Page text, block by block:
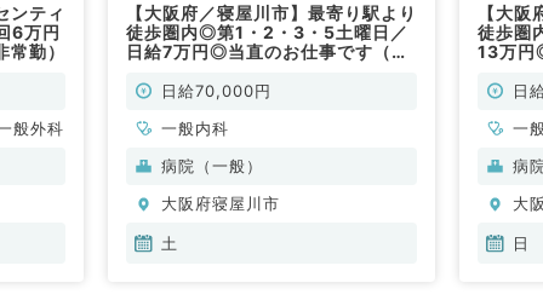
ンティ
6万円
勤）
般外科
【大阪府／寝屋川市】最寄り駅より
徒歩圏内◎第1・2・3・5土曜日／
日給7万円◎当直のお仕事です（一
日給70,000円
一般内科
病院（一般）
大阪府寝屋川市
土
【大
徒歩圏
13万円
日
一
病
大
日